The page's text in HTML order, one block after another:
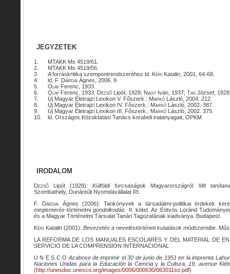
JEGYZETEK
1.
MTAKK Ms 4519/61.
2.
MTAKK Ms 4519/56.
3.
A forráskritika szempontrendszeréhez ld. Kéri Katalin, 2001, 64-68.
4.
ld. F. Dárdai Ágnes, 2006. 9.
5.
Olay Ferenc, 1933.
6.
Olay Ferenc, 1933; Dezső Lipót, 1928; Nagy Iván, 1937; Tas József,
7.
Új Magyar Életrajzi Lexikon V. Főszerk.: Markó László, 2004. 212.
8.
Új Magyar Életrajzi Lexikon IV. Főszerk.: Markó László, 2002. 387.
9.
Új Magyar Életrajzi Lexikon III. Főszerk.: Markó László, 2002. 375.
10.
ld. Országos Közoktatási Tanács korabeli iratanyagait, OPKM
IRODALOM
Dezső Lipót (1928): Külföldi furcsaságok Magyarországról. Mit
Szombathely, Dunántúli Nyomdavállalat Rt.
F.
Dárdai Ágnes (2006): Tankönyvek a társadalmi-politikai érdekek
megismerés-történelmi gondolkodás.
II. kötet. Az Eötvös Loránd
és a Magyar Történelmi Társulat Tanári Tagozatának kiadványa. Budapest.
Kéri Katalin (2001): Bevezetés a neveléstörténeti kutatások módszereibe .
LA REFORMA DE LOS MANUALES ESCOLARES Y DEL MATERIAL DE
SERVICIO DE LA COMPRENSION INTERNACIONAL
U N E S C O Acabose de imprimir el 30 de junio de 1951 en la imprenta
Naciones Unidas para la Educación la Cienciay la Cultura, 19, avenue
(http://unesdoc.unesco.org/images/0006/000630/063011so.pdf)